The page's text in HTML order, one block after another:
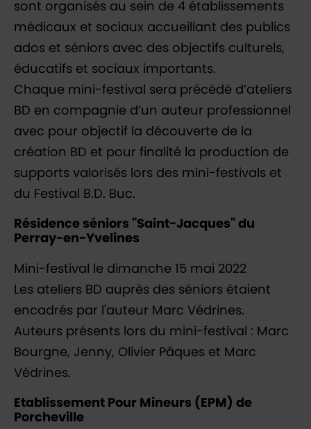
sont organisés au sein de 4 établissements
médicaux et sociaux accueillant des publics
ados et séniors avec des objectifs culturels,
éducatifs et sociaux importants.
Chaque mini-festival sera précédé d’ateliers
BD en compagnie d’un auteur professionnel
avec pour objectif la découverte de la
création BD et pour finalité la production de
supports valorisés lors des mini-festivals et
du Festival B.D. Buc.
Résidence séniors "Saint-Jacques" du
Perray-en-Yvelines
Mini-festival le dimanche 15 mai 2022
Les ateliers BD auprès des séniors étaient
encadrés par l'auteur Marc Védrines.
Auteurs présents lors du mini-festival : Marc
Bourgne, Jenny, Olivier Pâques et Marc
Védrines.
Etablissement Pour Mineurs (EPM) de
Porcheville